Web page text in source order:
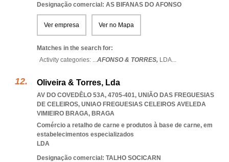
Designação comercial: AS BIFANAS DO AFONSO
Ver empresa Ver no Mapa
Matches in the search for:
Activity categories: ...AFONSO & TORRES, LDA...
Oliveira & Torres, Lda
AV DO COVEDÊLO 53A, 4705-401, UNIÃO DAS FREGUESIAS
DE CELEIROS, UNIAO FREGUESIAS CELEIROS AVELEDA
VIMIEIRO BRAGA, BRAGA
Comércio a retalho de carne e produtos à base de carne, em
estabelecimentos especializados
LDA
Designação comercial: TALHO SOCICARN